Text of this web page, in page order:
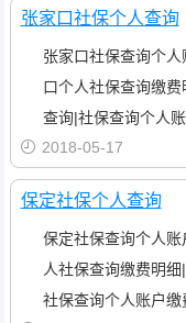
张家口社保个人查询
张家口社保查询个
口个人社保查询缴
查询|社保查询个人
2018-05-17
保定社保个人查询
保定社保查询个人
人社保查询缴费明
社保查询个人账户